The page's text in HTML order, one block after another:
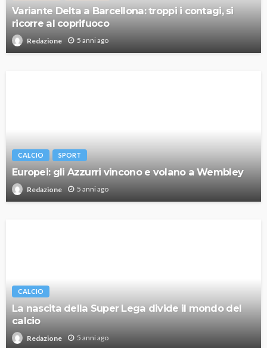
Variante Delta a Barcellona: troppi i contagi, si
ricorre al coprifuoco
Redazione 5 anni ago
CALCIO SPORT
Europei: gli Azzurri vincono e volano a Wembley
Redazione 5 anni ago
CALCIO
La nascita della Super Lega divide il mondo del
calcio
Redazione 5 anni ago